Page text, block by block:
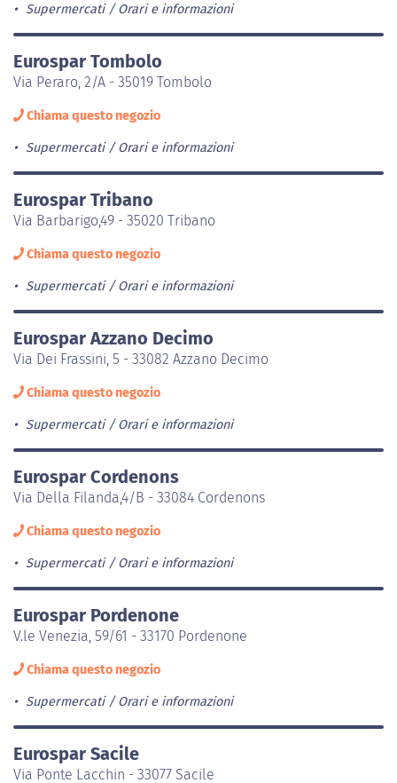
Supermercati Orari e informazioni
Eurospar Tombolo
Via Peraro, 2/A - 35019 Tombolo
Chiama questo negozio
Supermercati Orari e informazioni
Eurospar Tribano
Via Barbarigo,49 - 35020 Tribano
Chiama questo negozio
Supermercati Orari e informazioni
Eurospar Azzano Decimo
Via Dei Frassini, 5 - 33082 Azzano Decimo
Chiama questo negozio
Supermercati Orari e informazioni
Eurospar Cordenons
Via Della Filanda,4/B - 33084 Cordenons
Chiama questo negozio
Supermercati Orari e informazioni
Eurospar Pordenone
V.le Venezia, 59/61 - 33170 Pordenone
Chiama questo negozio
Supermercati Orari e informazioni
Eurospar Sacile
Via Ponte Lacchin - 33077 Sacile